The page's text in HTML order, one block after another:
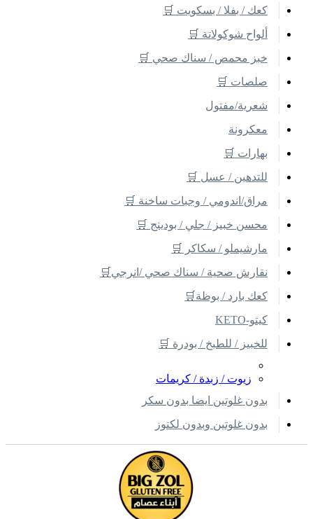
كعك / بفلا / بسكويت 🛒
ألواح شوكولاتة 🛒
خبز محمص / سناك صحي 🛒
صلصات 🛒
شعرية/مفتول
معكرونة
بهارات 🛒
للتدهين / عسل 🛒
مراق/اندومي / وجبات ساخنة 🛒
محسن خبيز / جلي / بودينج 🛒
مارشيملو / سكاكر 🛒
نقارش صحية / سناك صحي /انرجي🛒
كعك بارد / بوظة🛒
كيتو-KETO
للخبيز / للطبخ / بودرة 🛒
زيوت / زبدة / كريمات
بدون غلوتين ايضا بدون سكر
بدون غلوتين وبدون لكتوز